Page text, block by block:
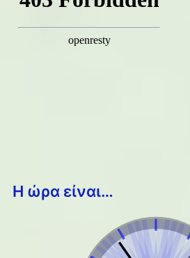
Η ώρα είναι…